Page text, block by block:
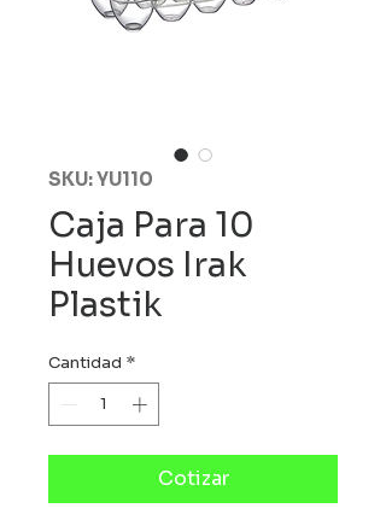
SKU: YU110
Caja Para 10
Huevos Irak
Plastik
Cantidad *
Cotizar